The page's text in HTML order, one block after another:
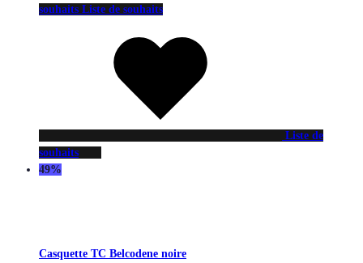
souhaits Liste de souhaits
Liste de
souhaits
49%
Casquette TC Belcodene noire